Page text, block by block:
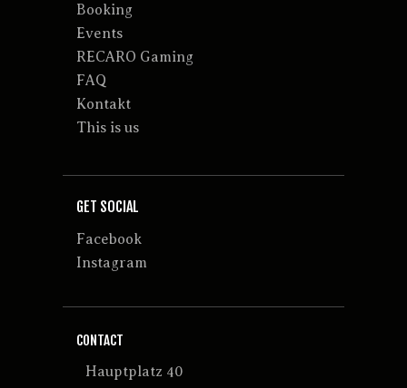
Booking
Events
RECARO Gaming
FAQ
Kontakt
This is us
GET SOCIAL
Facebook
Instagram
CONTACT
Hauptplatz 40